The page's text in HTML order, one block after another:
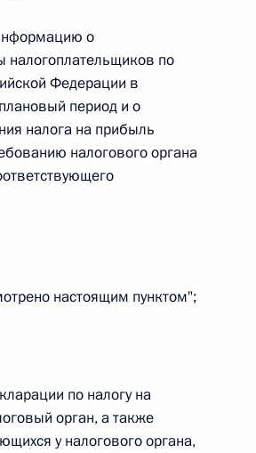
и Кабинетом
компетентных органов
Федерации и статью 1
о
налогоплательщиков по
Федерации в
период и о
налога на прибыль
налогового органа
настоящим пунктом";
по налогу на
орган, а также
у налогового органа,